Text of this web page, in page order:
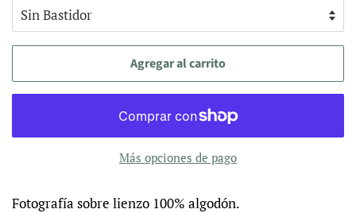
Agregar al carrito
Más opciones de pago
Fotografía sobre lienzo 100% algodón.